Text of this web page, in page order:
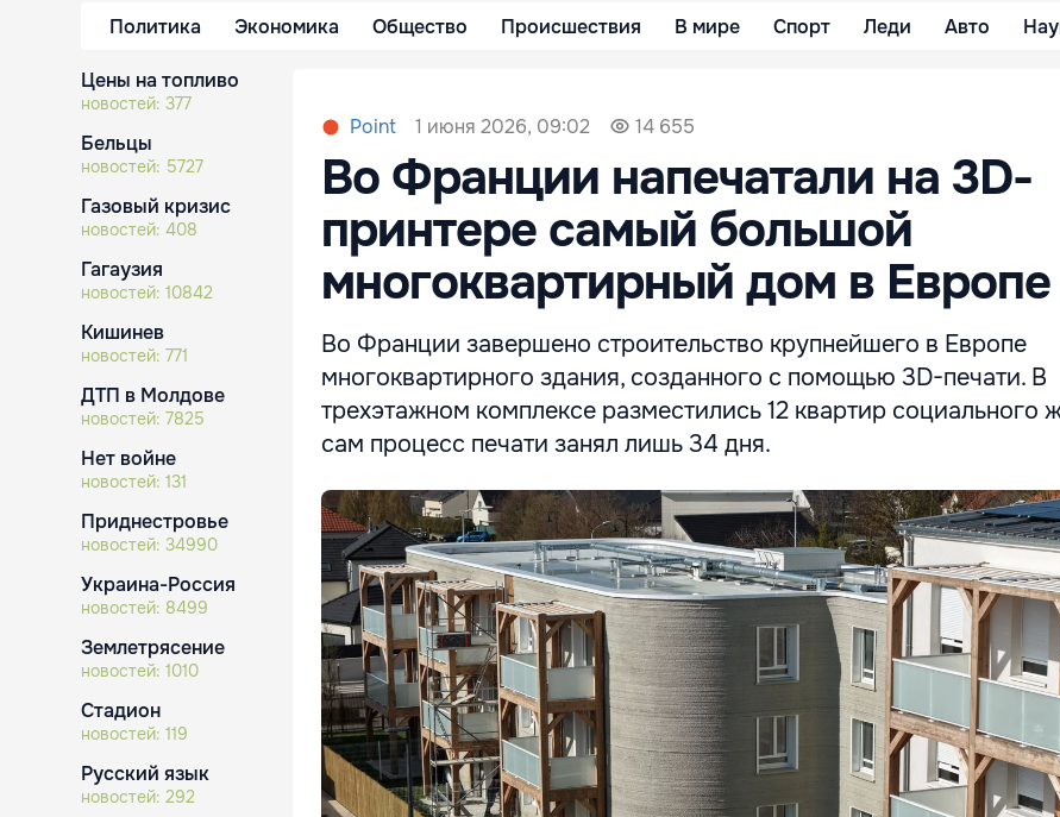
Политика Экономика Общество Происшествия В мире Спорт Леди Авто
Цены на топливо
новостей: 377
Бельцы
новостей: 5727
Газовый кризис
новостей: 408
Гагаузия
новостей: 10842
Кишинев
новостей: 771
ДТП в Молдове
новостей: 7825
Нет войне
новостей: 131
Приднестровье
новостей: 34990
Украина-Россия
новостей: 8499
Землетрясение
новостей: 1010
Стадион
новостей: 119
Русский язык
новостей: 292
Point 1 июня 2026, 09:02 14 655
Во Франции напечатали на 3D-
принтере самый большой
многоквартирный дом в Европе
Во Франции завершено строительство крупнейшего в Европе
многоквартирного здания, созданного с помощью 3D-печати. В
трехэтажном комплексе разместились 12 квартир социального
сам процесс печати занял лишь 34 дня.